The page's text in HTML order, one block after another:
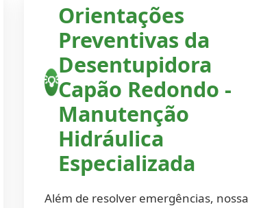
💡
Orientações
Preventivas da
Desentupidora
Capão Redondo -
Manutenção
Hidráulica
Especializada
Além de resolver emergências, nossa